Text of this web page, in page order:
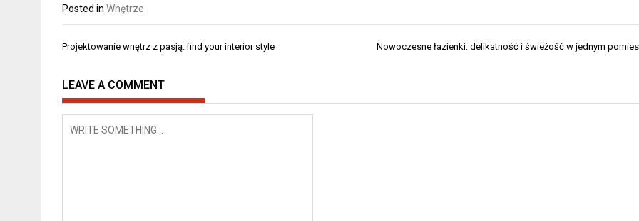
Posted in Wnętrze
Nawigacja
Projektowanie wnętrz z pasją: find your interior style Nowoczesne łazienki: delikatność i świeżość w jednym
LEAVE A COMMENT